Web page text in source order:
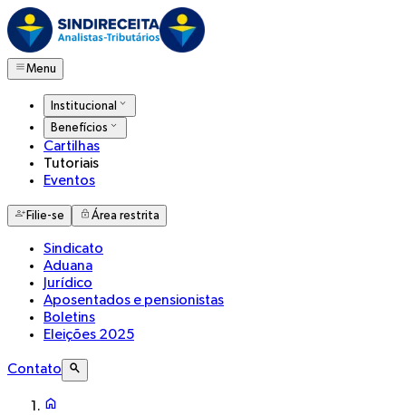
Menu
Institucional
Benefícios
Cartilhas
Tutoriais
Eventos
Filie-se Área restrita
Sindicato
Aduana
Jurídico
Aposentados e pensionistas
Boletins
Eleições 2025
Contato